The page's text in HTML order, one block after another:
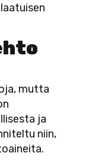
mutta
ja
niin,